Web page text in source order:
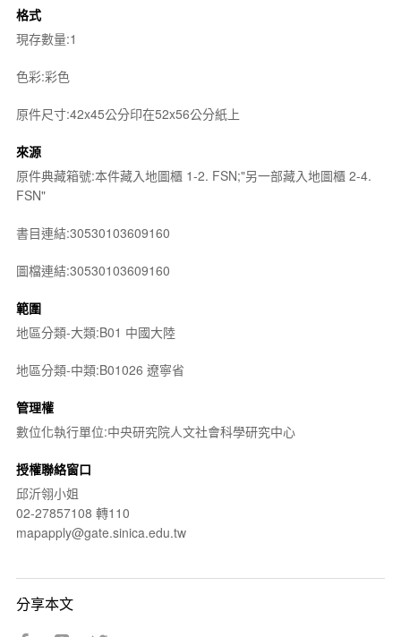
格式
現存數量:1
色彩:彩色
原件尺寸:42x45公分印在52x56公分紙上
來源
原件典藏箱號:本件藏入地圖櫃 1-2. FSN;"另一部藏入地圖櫃 2-4.
FSN"
書目連結:30530103609160
圖檔連結:30530103609160
範圍
地區分類-大類:B01 中國大陸
地區分類-中類:B01026 遼寧省
管理權
數位化執行單位:中央研究院人文社會科學研究中心
授權聯絡窗口
邱沂翎小姐
02-27857108 轉110
mapapply@gate.sinica.edu.tw
分享本文